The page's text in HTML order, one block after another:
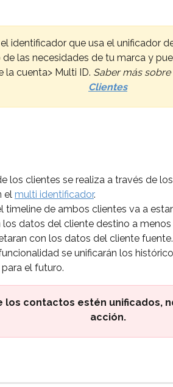
el identificador que usa el unificador
las necesidades de tu marca y
la cuenta> Multi ID. Saber más sobre
Clientes
los clientes se realiza a través de
el multi identificador.
timeline de ambos clientes va a
los datos del cliente destino a
con los datos del cliente fuente.
se unificarán los
el futuro.
los contactos estén unificados,
acción.